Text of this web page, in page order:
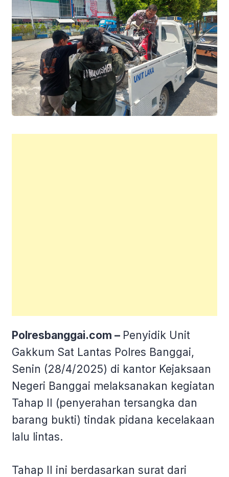
Polresbanggai.com – Penyidik Unit
Gakkum Sat Lantas Polres Banggai,
Senin (28/4/2025) di kantor Kejaksaan
Negeri Banggai melaksanakan kegiatan
Tahap II (penyerahan tersangka dan
barang bukti) tindak pidana kecelakaan
lalu lintas.
Tahap II ini berdasarkan surat dari